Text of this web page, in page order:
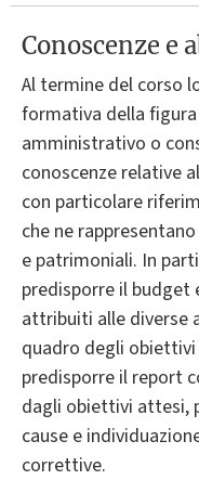
Conoscenze e
Al termine del corso
formativa della
amministrativo o
conoscenze relative
con particolare
che ne
e patrimoniali. In
predisporre il
attribuiti alle diverse
quadro degli
predisporre il report
dagli obiettivi attesi,
cause e
correttive.